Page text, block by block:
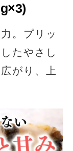
。プリッ
たやさし
がり、上